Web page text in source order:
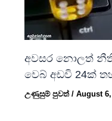
අවසර නොලත්
වෙබ් අඩවි 24ක්
උණුසුම් පුවත්/August